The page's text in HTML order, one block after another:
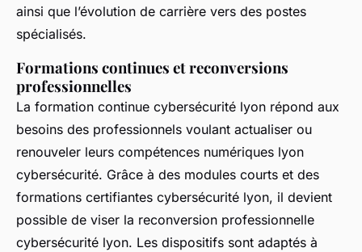
ainsi que l’évolution de carrière vers des postes
spécialisés.
Formations continues et reconversions
professionnelles
La formation continue cybersécurité lyon répond aux
besoins des professionnels voulant actualiser ou
renouveler leurs compétences numériques lyon
cybersécurité. Grâce à des modules courts et des
formations certifiantes cybersécurité lyon, il devient
possible de viser la reconversion professionnelle
cybersécurité lyon. Les dispositifs sont adaptés à